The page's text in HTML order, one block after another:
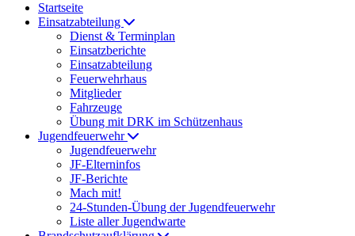
Startseite
Einsatzabteilung
Dienst & Terminplan
Einsatzberichte
Einsatzabteilung
Feuerwehrhaus
Mitglieder
Fahrzeuge
Übung mit DRK im Schützenhaus
Jugendfeuerwehr
Jugendfeuerwehr
JF-Elterninfos
JF-Berichte
Mach mit!
24-Stunden-Übung der Jugendfeuerwehr
Liste aller Jugendwarte